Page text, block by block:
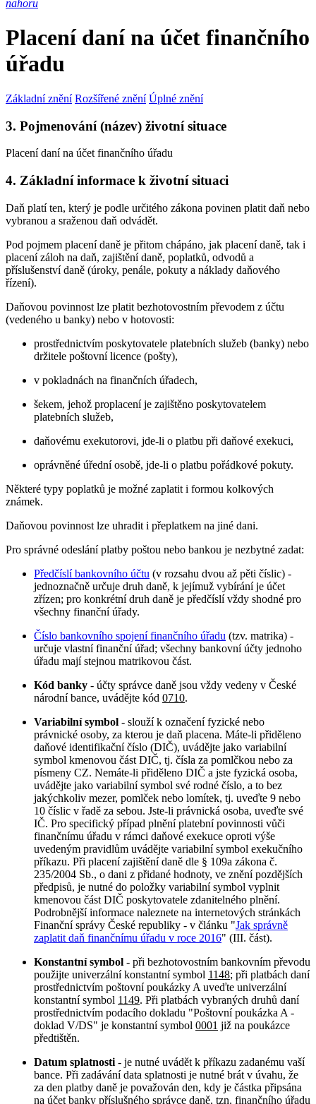
nahoru
Placení daní na účet finančního
úřadu
Základní znění Rozšířené znění Úplné znění
3. Pojmenování (název) životní situace
Placení daní na účet finančního úřadu
4. Základní informace k životní situaci
Daň platí ten, který je podle určitého zákona povinen platit daň nebo
vybranou a sraženou daň odvádět.
Pod pojmem placení daně je přitom chápáno, jak placení daně, tak i
placení záloh na daň, zajištění daně, poplatků, odvodů a
příslušenství daně (úroky, penále, pokuty a náklady daňového
řízení).
Daňovou povinnost lze platit bezhotovostním převodem z účtu
(vedeného u banky) nebo v hotovosti:
prostřednictvím poskytovatele platebních služeb (banky) nebo
držitele poštovní licence (pošty),
v pokladnách na finančních úřadech,
šekem, jehož proplacení je zajištěno poskytovatelem
platebních služeb,
daňovému exekutorovi, jde-li o platbu při daňové exekuci,
oprávněné úřední osobě, jde-li o platbu pořádkové pokuty.
Některé typy poplatků je možné zaplatit i formou kolkových
známek.
Daňovou povinnost lze uhradit i přeplatkem na jiné dani.
Pro správné odeslání platby poštou nebo bankou je nezbytné zadat:
Předčíslí bankovního účtu (v rozsahu dvou až pěti číslic) -
jednoznačně určuje druh daně, k jejímuž vybírání je účet
zřízen; pro konkrétní druh daně je předčíslí vždy shodné pro
všechny finanční úřady.
Číslo bankovního spojení finančního úřadu (tzv. matrika) -
určuje vlastní finanční úřad; všechny bankovní účty jednoho
úřadu mají stejnou matrikovou část.
Kód banky - účty správce daně jsou vždy vedeny v České
národní bance, uvádějte kód 0710.
Variabilní symbol - slouží k označení fyzické nebo
právnické osoby, za kterou je daň placena. Máte-li přiděleno
daňové identifikační číslo (DIČ), uvádějte jako variabilní
symbol kmenovou část DIČ, tj. čísla za pomlčkou nebo za
písmeny CZ. Nemáte-li přiděleno DIČ a jste fyzická osoba,
uvádějte jako variabilní symbol své rodné číslo, a to bez
jakýchkoliv mezer, pomlček nebo lomítek, tj. uveďte 9 nebo
10 číslic v řadě za sebou. Jste-li právnická osoba, uveďte své
IČ. Pro specifický případ plnění platební povinnosti vůči
finančnímu úřadu v rámci daňové exekuce oproti výše
uvedeným pravidlům uvádějte variabilní symbol exekučního
příkazu. Při placení zajištění daně dle § 109a zákona č.
235/2004 Sb., o dani z přidané hodnoty, ve znění pozdějších
předpisů, je nutné do položky variabilní symbol vyplnit
kmenovou část DIČ poskytovatele zdanitelného plnění.
Podrobnější informace naleznete na internetových stránkách
Finanční správy České republiky - v článku "Jak správně
zaplatit daň finančnímu úřadu v roce 2016" (III. část).
Konstantní symbol - při bezhotovostním bankovním převodu
použijte univerzální konstantní symbol 1148; při platbách daní
prostřednictvím poštovní poukázky A uveďte univerzální
konstantní symbol 1149. Při platbách vybraných druhů daní
prostřednictvím podacího dokladu "Poštovní poukázka A -
doklad V/DS" je konstantní symbol 0001 již na poukázce
předtištěn.
Datum splatnosti - je nutné uvádět k příkazu zadanému vaší
bance. Při zadávání data splatnosti je nutné brát v úvahu, že
za den platby daně je považován den, kdy je částka připsána
na účet banky příslušného správce daně, tzn. finančního úřadu